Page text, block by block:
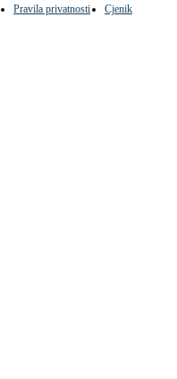
Pravila privatnosti
Cjenik